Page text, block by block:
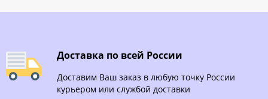
Доставка по всей России
Доставим Ваш заказ в любую точку России
курьером или службой доставки